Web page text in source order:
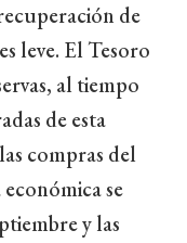
de
leve. El Tesoro
al tiempo
de esta
compras del
se
y las